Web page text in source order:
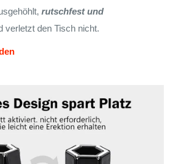
rutschfest und
verletzt den Tisch nicht.